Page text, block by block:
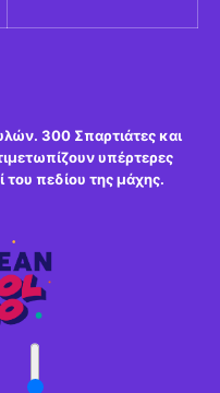
300 Σπαρτιάτες και
υπέρτερες
του πεδίου της μάχης.